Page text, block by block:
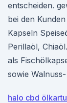
entscheiden.
bei den
Kapseln
Perillaöl,
als
sowie
halo cbd